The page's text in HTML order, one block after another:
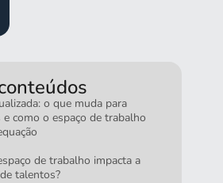
o que muda para
e como o espaço de trabalho
de trabalho impacta a
talentos?